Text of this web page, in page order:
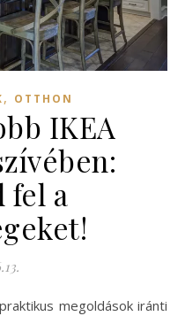
, OTTHON
IKEA
fel a